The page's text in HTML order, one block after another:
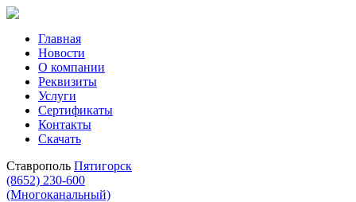
Главная
Новости
О компании
Реквизиты
Услуги
Сертификаты
Контакты
Скачать
Ставрополь Пятигорск
(8652) 230-600
(Многоканальный)